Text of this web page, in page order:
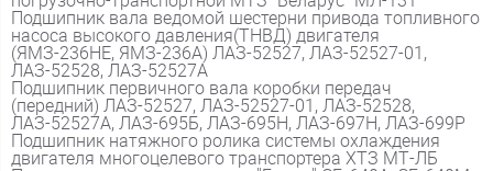
Подшипник вала ведомой шестерни привода топливного
насоса высокого давления(ТНВД) двигателя
(ЯМЗ-236НЕ, ЯМЗ-236А) ЛАЗ-52527, ЛАЗ-52527-01,
ЛАЗ-52528, ЛАЗ-52527А
Подшипник первичного вала коробки передач
(передний) ЛАЗ-52527, ЛАЗ-52527-01, ЛАЗ-52528,
ЛАЗ-52527А, ЛАЗ-695Б, ЛАЗ-695Н, ЛАЗ-697Н, ЛАЗ-699Р
Подшипник натяжного ролика системы охлаждения
двигателя многоцелевого транспортера ХТЗ МТ-ЛБ